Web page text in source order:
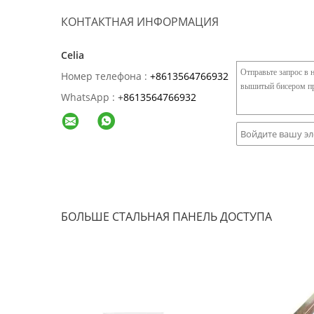
КОНТАКТНАЯ ИНФОРМАЦИЯ
Celia
Номер телефона : +8613564766932
WhatsApp : +8613564766932
БОЛЬШЕ СТАЛЬНАЯ ПАНЕЛЬ ДОСТУПА